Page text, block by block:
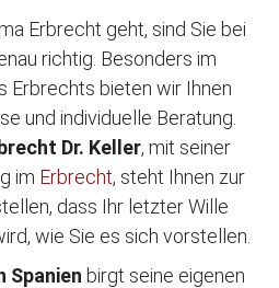
Erbrecht geht, sind Sie bei
richtig. Besonders im
Erbrechts bieten wir Ihnen
und individuelle Beratung.
Dr. Keller, mit seiner
im Erbrecht, steht Ihnen zur
dass Ihr letzter Wille
wie Sie es sich vorstellen.
Spanien birgt seine eigenen